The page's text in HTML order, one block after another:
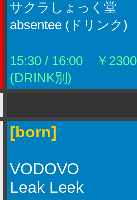
サクラしょっく堂
absentee (ドリンク)
15:30 / 16:00 ￥
(DRINK別)
[born]
VODOVO
Leak Leek